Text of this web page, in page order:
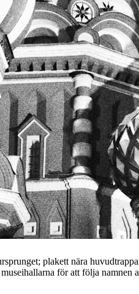
plakett nära
för att följa namnen